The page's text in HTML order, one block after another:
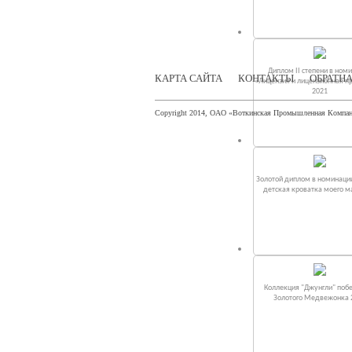
Диплом II степени в
«Лицензия и лицензионная
2021
Золотой диплом в
детская кроватка моего
Коллекция "Джунгли"
Золотого Медвежонка
КАРТА САЙТА КОНТАКТЫ
Copyright 2014, ОАО «Воткинская Промышленная